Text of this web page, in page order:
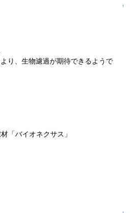
↑
り、生物濾過が期待できるようで
「バイオネクサス」